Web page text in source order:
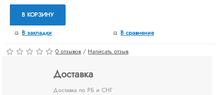
В КОРЗИНУ
В закладки В сравнение
0 отзывов / Написать отзыв
Доставка
Доставка по РБ и СНГ